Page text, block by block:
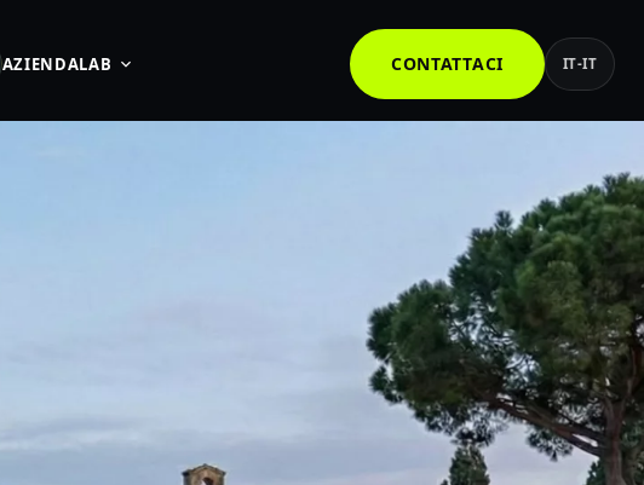
AZIENDALAB CONTATTACI IT-IT